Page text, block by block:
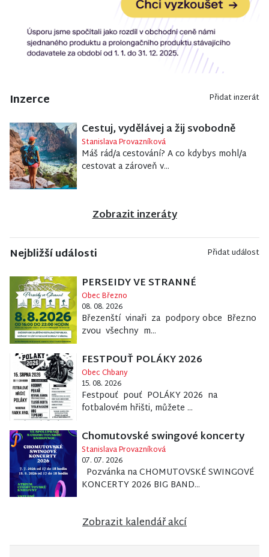
Inzerce Přidat inzerát
Cestuj, vydělávej a žij svobodně
Stanislava Provazníková
Máš rád/a cestování? A co kdybys mohl/a
cestovat a zároveň v...
Zobrazit inzeráty
Nejbližší události Přidat událost
PERSEIDY VE STRANNÉ
Obec Březno
08. 08. 2026
Březenští vinaři za podpory obce Březno
zvou všechny m...
FESTPOUŤ POLÁKY 2026
Obec Chbany
15. 08. 2026
Festpouť pouť POLÁKY 2026 na
fotbalovém hřišti, můžete ...
Chomutovské swingové koncerty
Stanislava Provazníková
07. 07. 2026
Pozvánka na CHOMUTOVSKÉ SWINGOVÉ
KONCERTY 2026 BIG BAND...
Zobrazit kalendář akcí